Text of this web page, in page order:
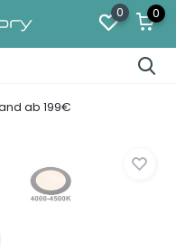
0 0
ab 199€